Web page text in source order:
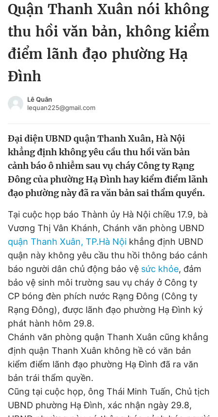
Chuyên mục
Chuyên mục khác
Tin 24h
Tin thị trường
Sản phẩm khác
Tiện ích Bạn cần biết
Thông tin tòa soạn Liên hệ quảng cáo
Đọc Thanh Niên trên điện thoại
Theo dõi báo trên
Hotline
0906 645 777
Liên hệ quảng cáo
Đặt báo Quảng cáo RSS Tòa soạn Chính sách bảo
Đổi mật khẩu
Tin đã lưu
Tin đã xem
Đăng xuất
Quận Thanh Xuân nói không
thu hồi văn bản, không kiểm
điểm lãnh đạo phường Hạ
Đình
Lê Quân
lequan225@gmail.com
Đại diện UBND quận Thanh Xuân, Hà Nội
khẳng định không yêu cầu thu hồi văn bản
cảnh báo ô nhiễm sau vụ cháy Công ty Rạng
Đông của phường Hạ Đình hay kiểm điểm lãnh
đạo phường này đã ra văn bản sai thẩm quyền.
Tại cuộc họp báo Thành ủy Hà Nội chiều 17.9, bà
Vương Thị Vân Khánh, Chánh văn phòng UBND
quận Thanh Xuân, TP.Hà Nội khẳng định UBND
quận này không yêu cầu thu hồi thông báo cảnh
báo người dân chủ động bảo vệ sức khỏe, đảm
bảo vệ sinh môi trường sau vụ cháy ở Công ty
CP bóng đèn phích nước Rạng Đông (Công ty
Rạng Đông), được lãnh đạo phường Hạ Đình ký
phát hành hôm 29.8.
Chánh văn phòng quận Thanh Xuân cũng khẳng
định quận Thanh Xuân không hề có văn bản
kiểm điểm lãnh đạo phường Hạ Đình đã ra văn
bản trái thẩm quyền.
Cũng tại cuộc họp, ông Thái Minh Tuấn, Chủ tịch
UBND phường Hạ Đình, xác nhận ngày 29.8,